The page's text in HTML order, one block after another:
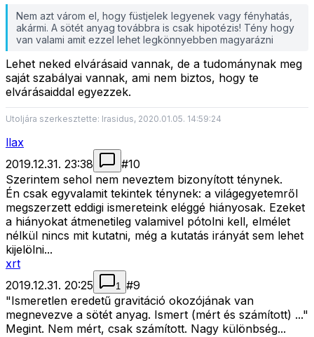
Nem azt várom el, hogy füstjelek legyenek vagy fényhatás,
akármi. A sötét anyag továbbra is csak hipotézis! Tény hogy
van valami amit ezzel lehet legkönnyebben magyarázni
Lehet neked elvárásaid vannak, de a tudománynak meg
saját szabályai vannak, ami nem biztos, hogy te
elvárásaiddal egyezzek.
Utoljára szerkesztette: Irasidus, 2020.01.05. 14:59:24
llax
2019.12.31. 23:38
#10
Szerintem sehol nem neveztem bizonyított ténynek.
Én csak egyvalamit tekintek ténynek: a világegyetemről
megszerzett eddigi ismereteink eléggé hiányosak. Ezeket
a hiányokat átmenetileg valamivel pótolni kell, elmélet
nélkül nincs mit kutatni, még a kutatás irányát sem lehet
kijelölni...
xrt
2019.12.31. 20:25
1 #9
"Ismeretlen eredetű gravitáció okozójának van
megnevezve a sötét anyag. Ismert (mért és számított) ..."
Megint. Nem mért, csak számított. Nagy különbség...